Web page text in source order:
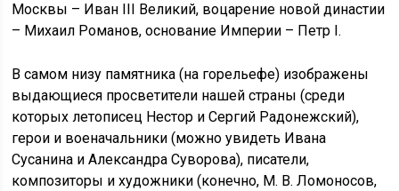
Москвы – Иван III Великий, воцарение новой династии
– Михаил Романов, основание Империи – Петр I.
В самом низу памятника (на горельефе) изображены
выдающиеся просветители нашей страны (среди
которых летописец Нестор и Сергий Радонежский),
герои и военачальники (можно увидеть Ивана
Сусанина и Александра Суворова), писатели,
композиторы и художники (конечно, М. В. Ломоносов,